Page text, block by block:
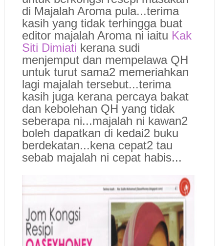
di Majalah Aroma pula...terima
kasih yang tidak terhingga buat
editor majalah Aroma ni iaitu Kak
Siti Dimiati kerana sudi
menjemput dan mempelawa QH
untuk turut sama2 memeriahkan
lagi majalah tersebut...terima
kasih juga kerana percaya bakat
dan kebolehan QH yang tidak
seberapa ni...majalah ni kawan2
boleh dapatkan di kedai2 buku
berdekatan...kena cepat2 tau
sebab majalah ni cepat habis...